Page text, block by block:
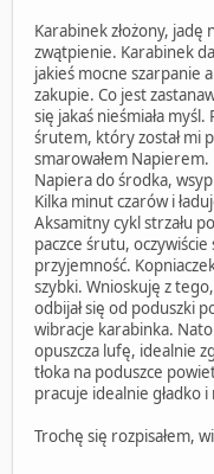
Karabinek złożony, jadę
zwątpienie. Karabinek
jakieś mocne szarpanie
zakupie. Co jest
się jakaś nieśmiała
śrutem, który został mi
smarowałem
Napiera do środka,
Kilka minut czarów i
Aksamitny cykl strzału
paczce śrutu,
przyjemność.
szybki. Wnioskuję z
odbijał się od poduszki
wibracje karabinka.
opuszcza lufę, idealnie
tłoka na poduszce
pracuje idealnie gładko
Trochę się rozpisałem,